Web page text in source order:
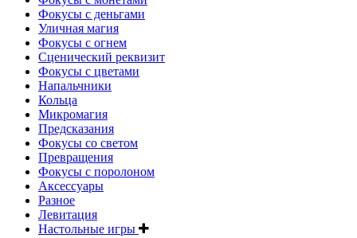
Фокусы с деньгами
Уличная магия
Фокусы с огнем
Сценический реквизит
Фокусы с цветами
Напальчники
Кольца
Микромагия
Предсказания
Фокусы со светом
Превращения
Фокусы с поролоном
Аксессуары
Разное
Левитация
Настольные игры